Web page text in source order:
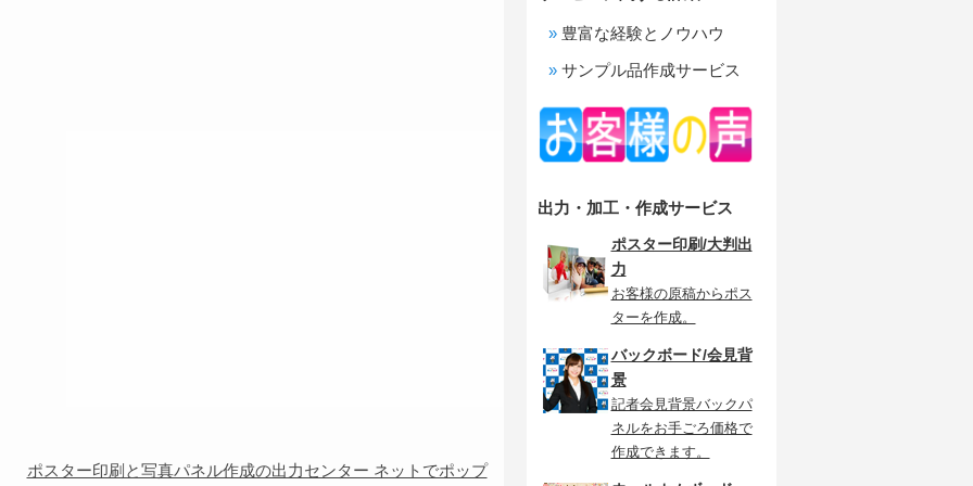
ポスター印刷と写真パネル作成の出力センター ネットでポップ
豊富な経験とノウハウ
サンプル品作成サービス
出力・加工・作成サービス
ポスター印刷/大判出
力
お客様の原稿からポス
ターを作成。
バックボード/会見背
景
記者会見背景バックパ
ネルをお手ごろ価格で
作成できます。